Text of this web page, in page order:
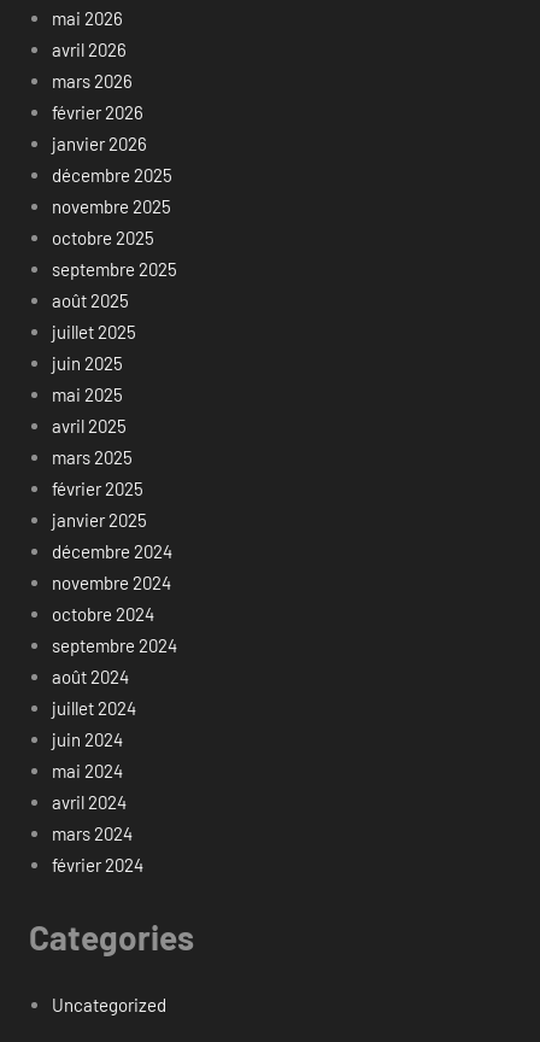
mai 2026
avril 2026
mars 2026
février 2026
janvier 2026
décembre 2025
novembre 2025
octobre 2025
septembre 2025
août 2025
juillet 2025
juin 2025
mai 2025
avril 2025
mars 2025
février 2025
janvier 2025
décembre 2024
novembre 2024
octobre 2024
septembre 2024
août 2024
juillet 2024
juin 2024
mai 2024
avril 2024
mars 2024
février 2024
Categories
Uncategorized